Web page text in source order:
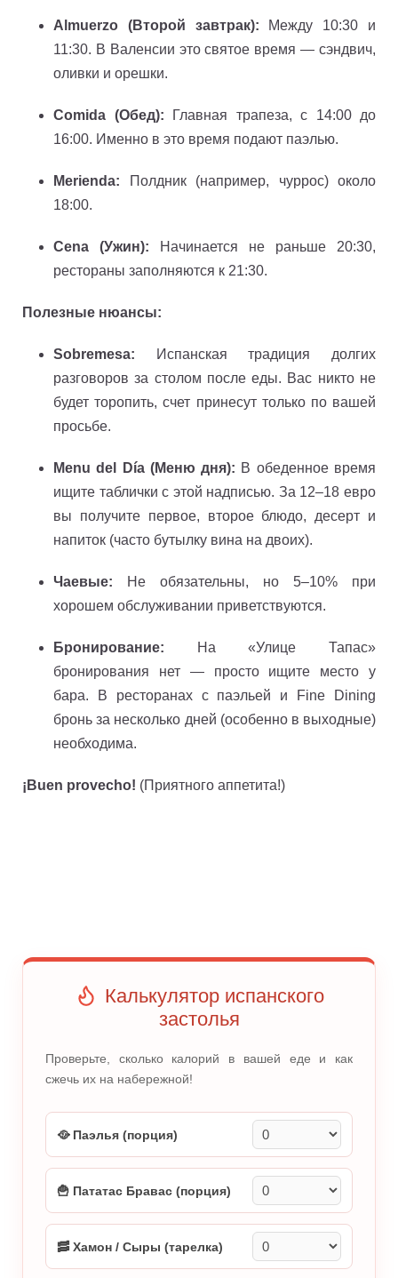
Almuerzo (Второй завтрак): Между 10:30 и
11:30. В Валенсии это святое время — сэндвич,
оливки и орешки.
Comida (Обед): Главная трапеза, с 14:00 до
16:00. Именно в это время подают паэлью.
Merienda: Полдник (например, чуррос) около
18:00.
Cena (Ужин): Начинается не раньше 20:30,
рестораны заполняются к 21:30.
Полезные нюансы:
Sobremesa: Испанская традиция долгих
разговоров за столом после еды. Вас никто не
будет торопить, счет принесут только по вашей
просьбе.
Menu del Día (Меню дня): В обеденное время
ищите таблички с этой надписью. За 12–18 евро
вы получите первое, второе блюдо, десерт и
напиток (часто бутылку вина на двоих).
Чаевые: Не обязательны, но 5–10% при
хорошем обслуживании приветствуются.
Бронирование: На «Улице Тапас»
бронирования нет — просто ищите место у
бара. В ресторанах с паэльей и Fine Dining
бронь за несколько дней (особенно в выходные)
необходима.
¡Buen provecho! (Приятного аппетита!)
Калькулятор испанского
застолья
Проверьте, сколько калорий в вашей еде и как
сжечь их на набережной!
🥘 Паэлья (порция)
🍟 Пататас Бравас (порция)
🥓 Хамон / Сыры (тарелка)